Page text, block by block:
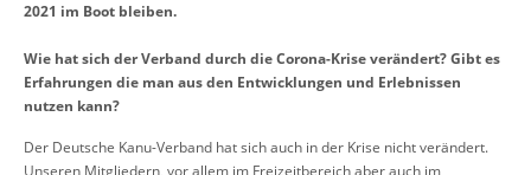
2021 im Boot bleiben.
Wie hat sich der Verband durch die Corona-Krise verändert? Gibt es
Erfahrungen die man aus den Entwicklungen und Erlebnissen
nutzen kann?
Der Deutsche Kanu-Verband hat sich auch in der Krise nicht verändert.